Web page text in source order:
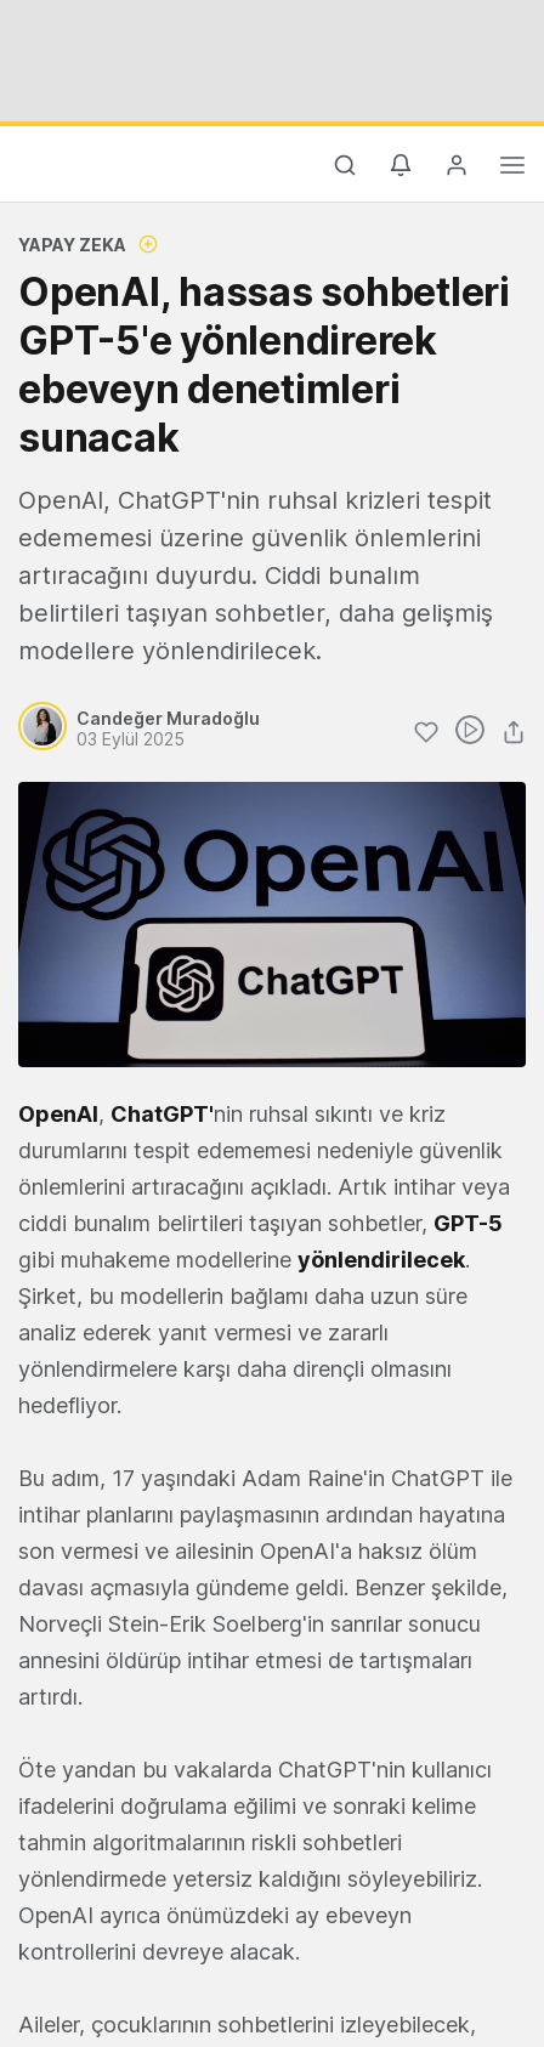
YAPAY ZEKA
OpenAI, hassas sohbetleri
GPT-5'e yönlendirerek
ebeveyn denetimleri
sunacak
OpenAI, ChatGPT'nin ruhsal krizleri tespit
edememesi üzerine güvenlik önlemlerini
artıracağını duyurdu. Ciddi bunalım
belirtileri taşıyan sohbetler, daha gelişmiş
modellere yönlendirilecek.
Candeğer Muradoğlu
03 Eylül 2025
OpenAI, ChatGPT'nin ruhsal sıkıntı ve kriz
durumlarını tespit edememesi nedeniyle güvenlik
önlemlerini artıracağını açıkladı. Artık intihar veya
ciddi bunalım belirtileri taşıyan sohbetler, GPT-5
gibi muhakeme modellerine yönlendirilecek.
Şirket, bu modellerin bağlamı daha uzun süre
analiz ederek yanıt vermesi ve zararlı
yönlendirmelere karşı daha dirençli olmasını
hedefliyor.
Bu adım, 17 yaşındaki Adam Raine'in ChatGPT ile
intihar planlarını paylaşmasının ardından hayatına
son vermesi ve ailesinin OpenAI'a haksız ölüm
davası açmasıyla gündeme geldi. Benzer şekilde,
Norveçli Stein-Erik Soelberg'in sanrılar sonucu
annesini öldürüp intihar etmesi de tartışmaları
artırdı.
Öte yandan bu vakalarda ChatGPT'nin kullanıcı
ifadelerini doğrulama eğilimi ve sonraki kelime
tahmin algoritmalarının riskli sohbetleri
yönlendirmede yetersiz kaldığını söyleyebiliriz.
OpenAI ayrıca önümüzdeki ay ebeveyn
kontrollerini devreye alacak.
Aileler, çocuklarının sohbetlerini izleyebilecek,